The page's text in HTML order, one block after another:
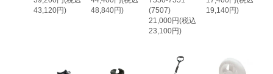
43,120円)
48,840円)
(7507)
21,000円(税込
23,100円)
19,140円)